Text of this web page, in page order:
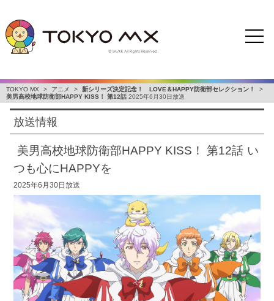
TOKYO MX > アニメ > 新シリーズ決定記念！ LOVE＆HAPPY防衛部セレクション！
>
美男高校地球防衛部HAPPY KISS！ 第12話 2025年6月30日放送
放送情報
美男高校地球防衛部HAPPY KISS！ 第12話 い
つも心にHAPPYを
2025年6月30日放送